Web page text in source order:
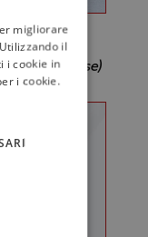
Pavese)
migliorare
il
i cookie in
i cookie.